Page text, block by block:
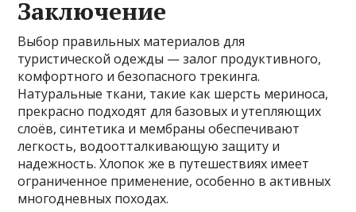
Заключение
Выбор правильных материалов для
туристической одежды — залог продуктивного,
комфортного и безопасного трекинга.
Натуральные ткани, такие как шерсть мериноса,
прекрасно подходят для базовых и утепляющих
слоёв, синтетика и мембраны обеспечивают
легкость, водоотталкивающую защиту и
надежность. Хлопок же в путешествиях имеет
ограниченное применение, особенно в активных
многодневных походах.